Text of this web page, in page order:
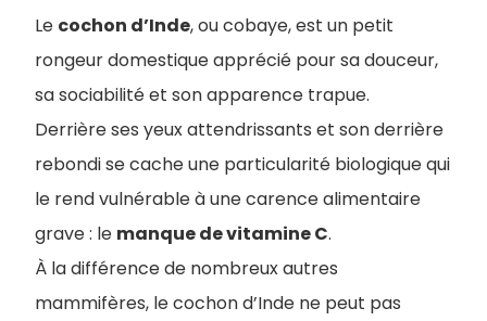
Le cochon d’Inde, ou cobaye, est un petit
rongeur domestique apprécié pour sa douceur,
sa sociabilité et son apparence trapue.
Derrière ses yeux attendrissants et son derrière
rebondi se cache une particularité biologique qui
le rend vulnérable à une carence alimentaire
grave : le manque de vitamine C.
À la différence de nombreux autres
mammifères, le cochon d’Inde ne peut pas